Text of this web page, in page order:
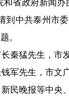
省政府新闻
到中共泰州市
。
秦猛先生，市
军先生，市文
民晚报等中央